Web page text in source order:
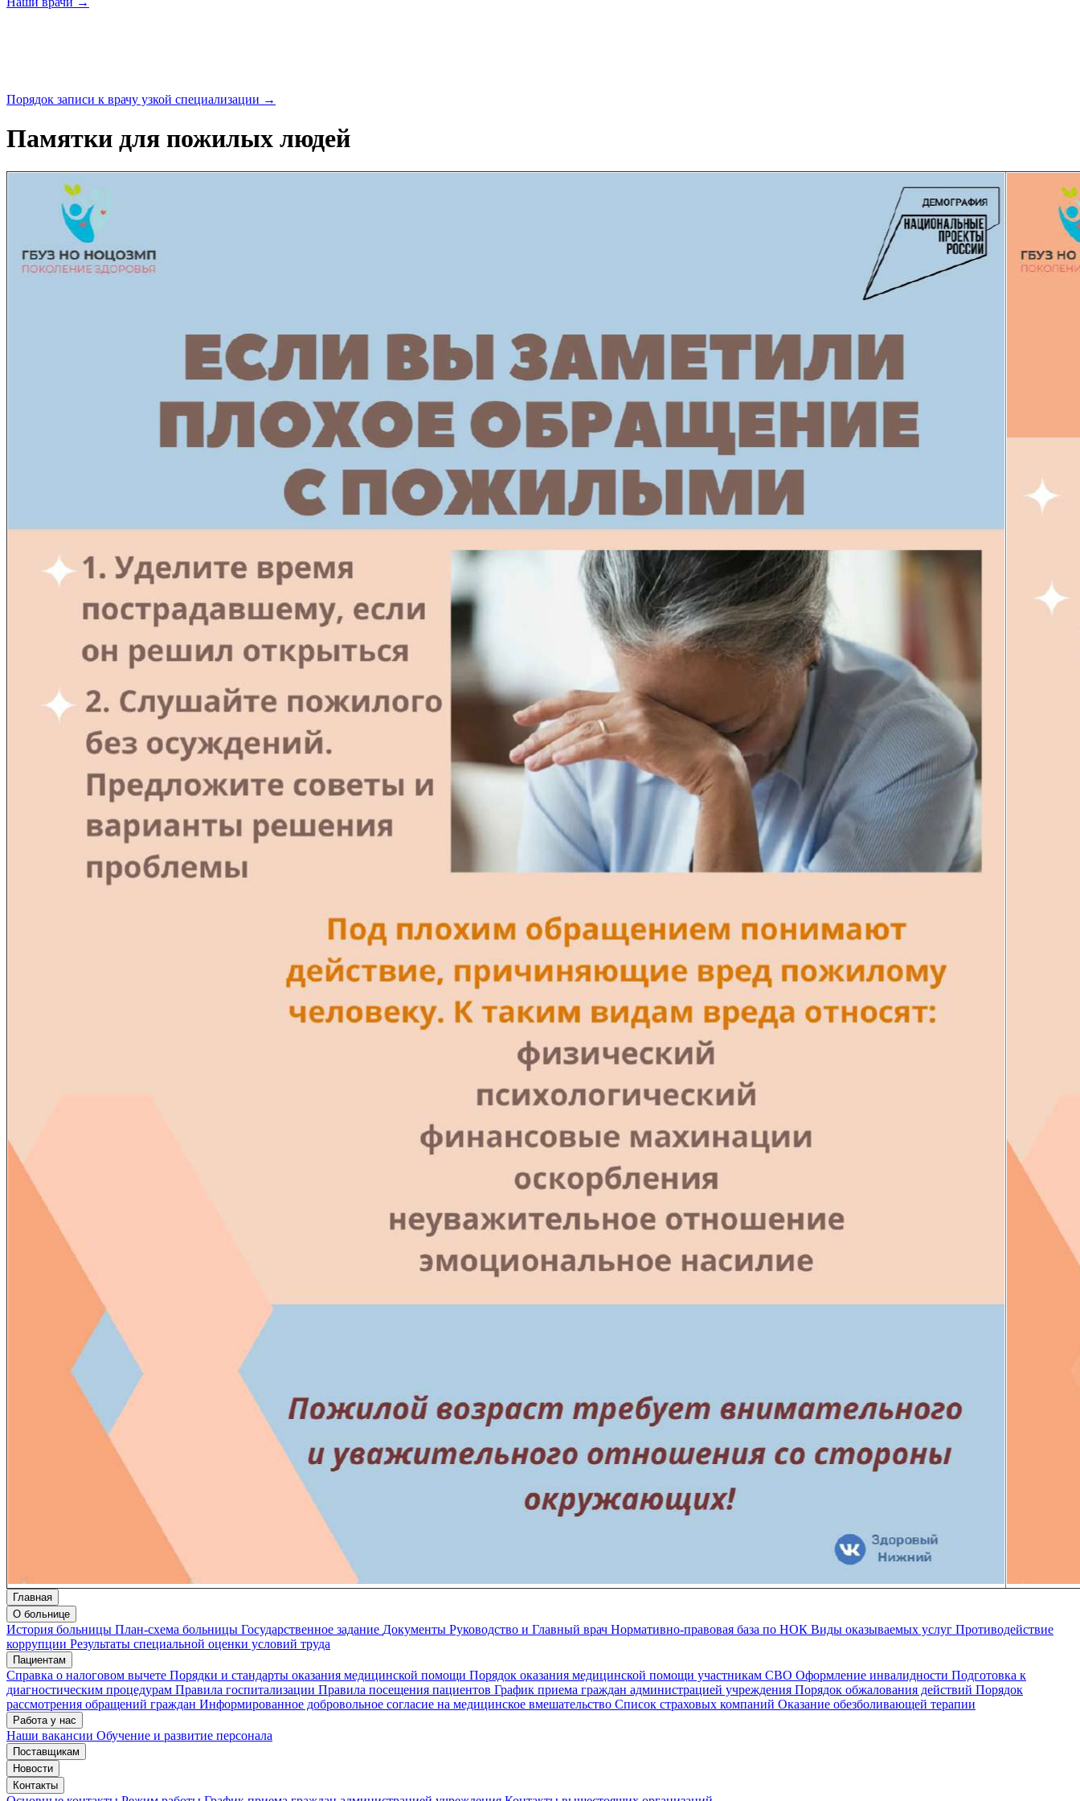
Порядок записи к врачу узкой специализации →
Памятки для пожилых людей
Главная
О больнице
История больницы План-схема больницы Государственное задание Документы Руководство и Главный врач Нормативно-правовая база по НОК Виды оказываемых услуг Противодействие
коррупции Результаты специальной оценки условий труда
Пациентам
Справка о налоговом вычете Порядки и стандарты оказания медицинской помощи Порядок оказания медицинской помощи участникам СВО Оформление инвалидности Подготовка к
диагностическим процедурам Правила госпитализации Правила посещения пациентов График приема граждан администрацией учреждения Порядок обжалования действий Порядок
рассмотрения обращений граждан Информированное добровольное согласие на медицинское вмешательство Список страховых компаний Оказание обезболивающей терапии
Работа у нас
Наши вакансии Обучение и развитие персонала
Поставщикам
Новости
Контакты